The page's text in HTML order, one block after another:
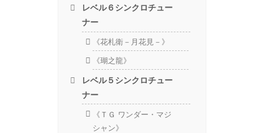
レベル６シンクロチュー
ナー
《花札衛－月花見－》
《瑚之龍》
レベル５シンクロチュー
ナー
《ＴＧ ワンダー・マジ
シャン》